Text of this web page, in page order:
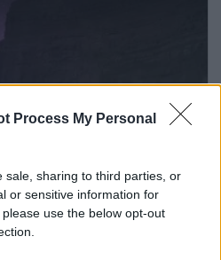
Process My Personal
sale, sharing to third parties, or
or sensitive information for
use the below opt-out
quest’anno
più del previsto